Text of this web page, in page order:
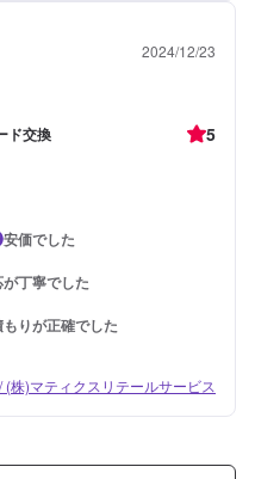
2024/12/23
ド交換 5
安価でした
丁寧でした
もりが正確でした
(株)マティクスリテールサービス